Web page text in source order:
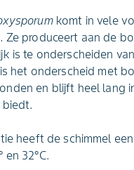
komt in vele
Ze produceert aan de
is te onderscheiden
het onderscheid met
en blijft heel lang
heeft de schimmel
en 32°C.